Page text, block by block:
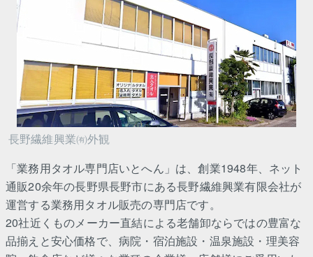
長野繊維興業㈲外観
「業務用タオル専門店いとへん」は、創業1948年、ネット
通販20余年の長野県長野市にある長野繊維興業有限会社が
運営する業務用タオル販売の専門店です。
20社近くものメーカー直結による老舗卸ならではの豊富な
品揃えと安心価格で、病院・宿泊施設・温泉施設・理美容